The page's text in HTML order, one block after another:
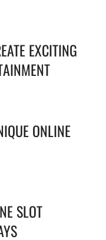
EXCITING
ONLINE
SLOT